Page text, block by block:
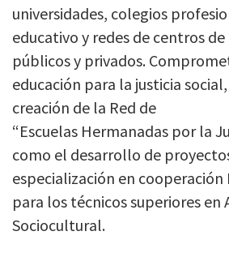
universidades, colegios
educativo y redes de centros
públicos y privados.
educación para la justicia
creación de la Red de
“Escuelas Hermanadas por la
como el desarrollo de
especialización en
para los técnicos superiores en
Sociocultural.